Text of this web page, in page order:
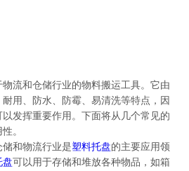
流和仓储行业的物料搬运工具。它由
用、防水、防霉、易清洗等特点，因
发挥重要作用。下面将从几个常见的
。
和物流行业是塑料托盘的主要应用领
盘可以用于存储和堆放各种物品，如箱